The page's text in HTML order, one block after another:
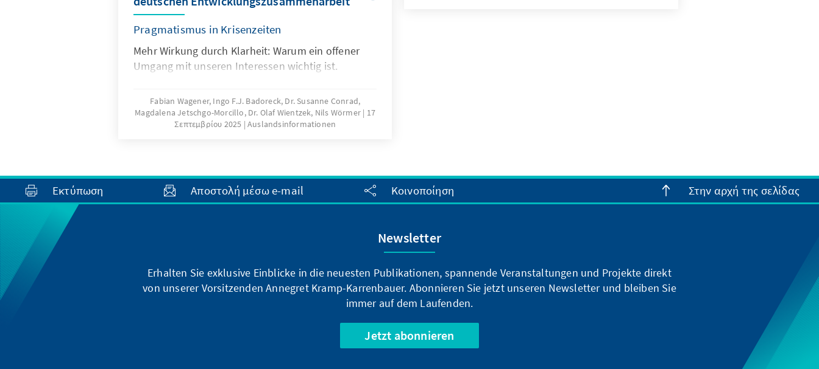
Pragmatismus in Krisenzeiten
Mehr Wirkung durch Klarheit: Warum ein offener
Umgang mit unseren Interessen wichtig ist.
Fabian Wagener, Ingo F.J. Badoreck, Dr. Susanne Conrad,
Magdalena Jetschgo-Morcillo, Dr. Olaf Wientzek, Nils Wörmer
17
Σεπτεμβρίου 2025 Auslandsinformationen
Εκτύπωση Αποστολή μέσω e-mail Κοινοποίηση Στην αρχή της σελίδας
Newsletter
Erhalten Sie exklusive Einblicke in die neuesten Publikationen, spannende Veranstaltungen und Projekte direkt
von unserer Vorsitzenden Annegret Kramp-Karrenbauer. Abonnieren Sie jetzt unseren Newsletter und bleiben Sie
immer auf dem Laufenden.
Jetzt abonnieren